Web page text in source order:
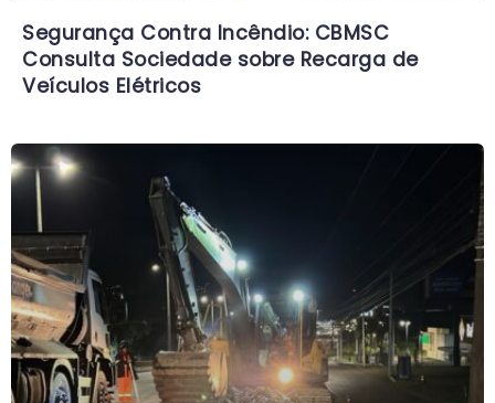
Segurança Contra Incêndio: CBMSC
Consulta Sociedade sobre Recarga de
Veículos Elétricos